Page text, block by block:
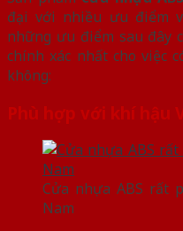
đại với nhiều ưu điểm
những ưu điểm sau đây
chính xác nhất cho việc
không:
Phù hợp với khí hậu
Cửa nhựa ABS rất
Nam